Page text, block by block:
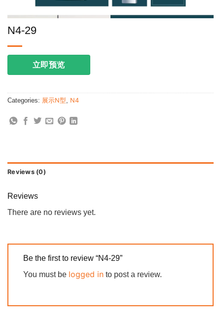
N4-29
立即预览
Categories: 展示N型, N4
Reviews (0)
Reviews
There are no reviews yet.
Be the first to review “N4-29”
You must be logged in to post a review.